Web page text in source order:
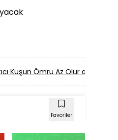
Kuşun Ömrü Az Olur
Favoriler